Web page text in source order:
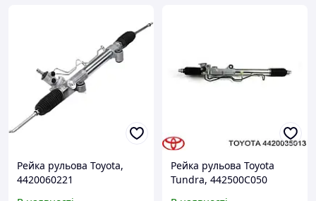
Рейка рульова Toyota,
4420060221
Рейка рульова Toyota
Tundra, 442500C050